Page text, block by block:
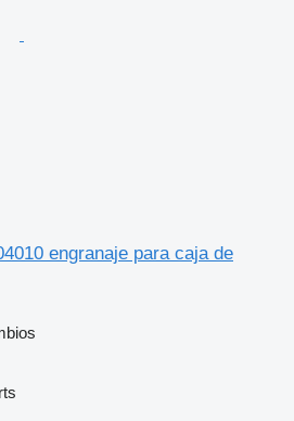
engranaje para caja de